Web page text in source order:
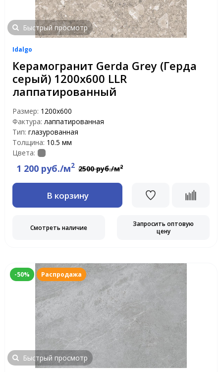
Быстрый просмотр
Idalgo
Керамогранит Gerda Grey (Герда
серый) 1200х600 LLR
лаппатированный
Размер: 1200х600
Фактура: лаппатированная
Тип: глазурованная
Толщина: 10.5 мм
Цвета:
1 200 руб./м2 2500 руб./м2
В корзину
Смотреть наличие
Запросить оптовую
цену
-50% Распродажа
Быстрый просмотр